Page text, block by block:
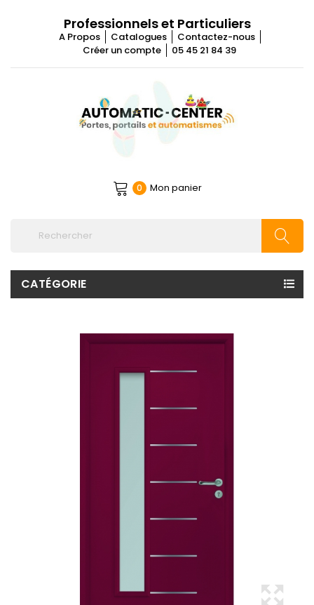
Professionnels et Particuliers
A Propos Catalogues
Contactez-nous
Créer un compte
05 45 21 84 39
0 Mon panier
CATÉGORIE